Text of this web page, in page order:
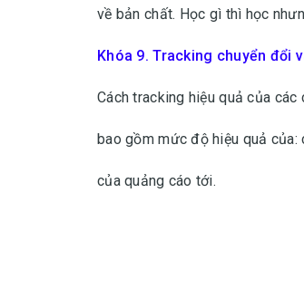
về bản chất. Học gì thì học
Khóa 9. Tracking chuyển đổi
Cách tracking hiệu quả của
bao gồm mức độ hiệu quả
của quảng cáo tới.